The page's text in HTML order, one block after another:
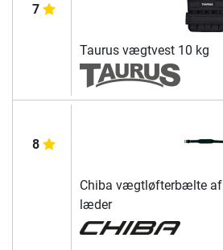
7
Taurus vægtvest 10 kg
8
Chiba vægtløfterbælte af
læder